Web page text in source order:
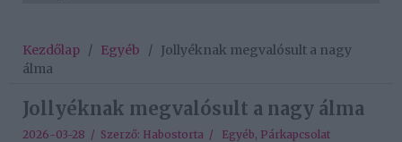
Kezdőlap / Egyéb / Jollyéknak megvalósult a nagy
álma
Jollyéknak megvalósult a nagy álma
2026-03-28 / Szerző: Habostorta / Egyéb, Párkapcsolat